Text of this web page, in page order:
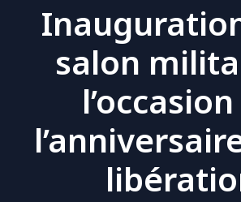
salon